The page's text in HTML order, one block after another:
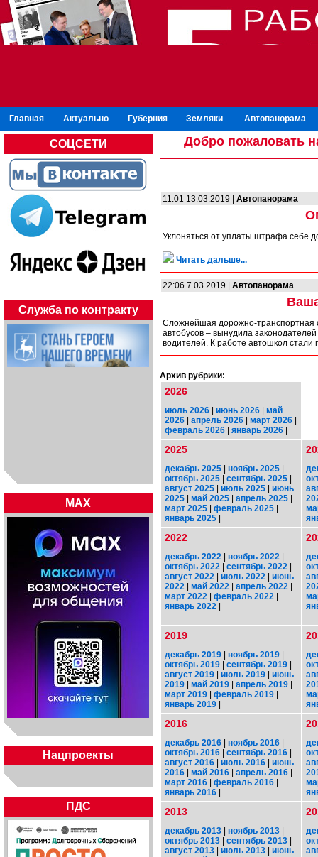
Главная Актуально Губерния Земляки Автопанорама
СОЦСЕТИ
Служба по контракту
MAX
Нацпроекты
ПДС
Добро пожаловать
11:01 13.03.2019 | Автопанорама
Уклоняться от уплаты штрафа себе
Читать дальше...
22:06 7.03.2019 | Автопанорама
Сложнейшая дорожно-транспортная
автобусов – вынудила законодателей
водителей. К работе автошкол
Архив рубрики:
2026
июль 2026 | июнь 2026 | май
2026 | апрель 2026 | март 2026 |
февраль 2026 | январь 2026 |
2025
декабрь 2025 | ноябрь 2025 |
октябрь 2025 | сентябрь 2025 |
август 2025 | июль 2025 | июнь
2025 | май 2025 | апрель 2025 |
март 2025 | февраль 2025 |
январь 2025 |
2022
декабрь 2022 | ноябрь 2022 |
октябрь 2022 | сентябрь 2022 |
август 2022 | июль 2022 | июнь
2022 | май 2022 | апрель 2022 |
март 2022 | февраль 2022 |
январь 2022 |
2019
декабрь 2019 | ноябрь 2019 |
октябрь 2019 | сентябрь 2019 |
август 2019 | июль 2019 | июнь
2019 | май 2019 | апрель 2019 |
март 2019 | февраль 2019 |
январь 2019 |
2016
декабрь 2016 | ноябрь 2016 |
октябрь 2016 | сентябрь 2016 |
август 2016 | июль 2016 | июнь
2016 | май 2016 | апрель 2016 |
март 2016 | февраль 2016 |
январь 2016 |
2013
декабрь 2013 | ноябрь 2013 |
октябрь 2013 | сентябрь 2013 |
август 2013 | июль 2013 | июнь